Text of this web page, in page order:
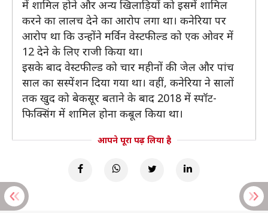
में शामिल होने और अन्य खिलाड़ियों को इसमें शामिल
करने का लालच देने का आरोप लगा था। कनेरिया पर
आरोप था कि उन्होंने मर्विन वेस्टफील्ड को एक ओवर में
12 देने के लिए राजी किया था।
इसके बाद वेस्टफील्ड को चार महीनों की जेल और पांच
साल का सस्पेंशन दिया गया था। वहीं, कनेरिया ने सालों
तक खुद को बेकसूर बताने के बाद 2018 में स्पॉट-
फिक्सिंग में शामिल होना कबूल किया था।
आपने पूरा पढ़ लिया है